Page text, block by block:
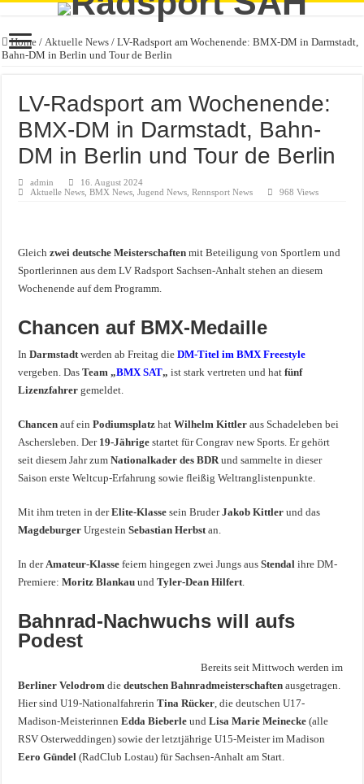
Home / Aktuelle News / LV-Radsport am Wochenende: BMX-DM in Darmstadt,
Bahn-DM in Berlin und Tour de Berlin
LV-Radsport am Wochenende:
BMX-DM in Darmstadt, Bahn-
DM in Berlin und Tour de Berlin
admin
16. August 2024
Aktuelle News ,BMX News ,Jugend News ,Rennsport News 968 Views
Gleichzwei deutsche Meisterschaften mit Beteiligung von Sportlern und
Sportlerinnen aus dem LV Radsport Sachsen-Anhalt stehen an diesem
Wochenende auf dem Programm.
Chancen auf BMX-Medaille
InDarmstadtwerden ab Freitag dieDM-Titel im BMX Freestyle
vergeben. DasTeam „BMX SAT„ ist stark vertreten und hatfünf
Lizenzfahrer gemeldet.
Chancenauf einPodiumsplatz hatWilhelm Kittler ausSchadelebenbei
Aschersleben. Der 19-Jährige startet für Congrav new Sports. Er gehört
seit diesem Jahr zumNationalkader des BDRund sammelte in dieser
Saison erste Weltcup-Erfahrung sowie fleißig Weltranglistenpunkte.
Mit ihm treten in derElite-Klasse sein BruderJakob Kittler und das
Magdeburger UrgesteinSebastian Herbstan.
In derAmateur-Klasse feiern hingegen zwei Jungs ausStendal ihre DM-
Premiere:Moritz Blankau undTyler-Dean Hilfert.
Bahnrad-Nachwuchs will aufs
Podest
Bereits seit Mittwoch werden im
Berliner Velodrom diedeutschen Bahnradmeisterschaften ausgetragen.
Hier sind U19-NationalfahrerinTina Rücker, die deutschen U17-
Madison-MeisterinnenEdda Bieberle undLisa Marie Meinecke (alle
RSV Osterweddingen) sowie der letztjährige U15-Meister im Madison
Eero Gündel (RadClub Lostau) für Sachsen-Anhalt am Start.